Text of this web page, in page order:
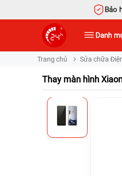
Bảo
Danh
Trang chủ Sửa chữa
Thay màn hình